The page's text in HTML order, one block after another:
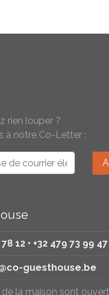
rien louper ?
à notre Co-Letter :
12 • +32 479 73 99 47
guesthouse.be
la maison sont